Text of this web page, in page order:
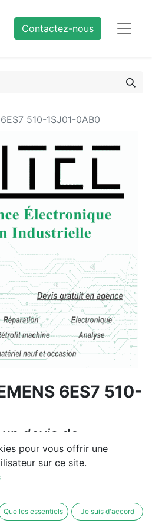
Contactez-nous
510-1SJ01-0AB0
6ES7 510-
devis de
vente, un
pour vous offrir une
sur ce site.
Que les essentiels Je suis d'accord